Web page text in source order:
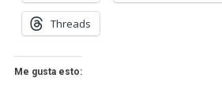
Threads
Me gusta esto: